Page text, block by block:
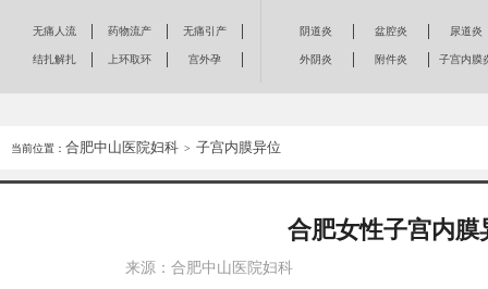
无痛人流 药物流产 无痛引产
结扎解扎 上环取环 宫外孕
阴道炎 盆腔炎 尿道炎
外阴炎 附件炎 子宫内膜
当前位置： 合肥中山医院妇科 > 子宫内膜异位
合肥女性子宫内膜
来源：合肥中山医院妇科